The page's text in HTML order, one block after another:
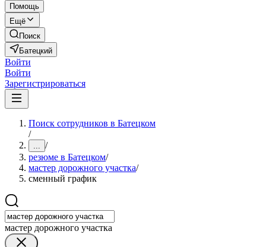
Помощь
Ещё
Поиск
Батецкий
Войти
Войти
Зарегистрироваться
Поиск сотрудников в Батецком
/
... /
резюме в Батецком/
мастер дорожного участка/
сменный график
мастер дорожного участка